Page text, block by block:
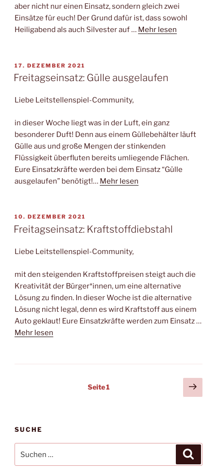
aber nicht nur einen Einsatz, sondern gleich zwei
Einsätze für euch! Der Grund dafür ist, dass sowohl
Heiligabend als auch Silvester auf … Mehr lesen
VERÖFFENTLICHT
AM
17. DEZEMBER 2021
Freitagseinsatz: Gülle ausgelaufen
Liebe Leitstellenspiel-Community,
in dieser Woche liegt was in der Luft, ein ganz
besonderer Duft! Denn aus einem Güllebehälter läuft
Gülle aus und große Mengen der stinkenden
Flüssigkeit überfluten bereits umliegende Flächen.
Eure Einsatzkräfte werden bei dem Einsatz “Gülle
ausgelaufen” benötigt!… Mehr lesen
VERÖFFENTLICHT
AM
10. DEZEMBER 2021
Freitagseinsatz: Kraftstoffdiebstahl
Liebe Leitstellenspiel-Community,
mit den steigenden Kraftstoffpreisen steigt auch die
Kreativität der Bürger*innen, um eine alternative
Lösung zu finden. In dieser Woche ist die alternative
Lösung nicht legal, denn es wird Kraftstoff aus einem
Auto geklaut! Eure Einsatzkräfte werden zum Einsatz …
Mehr lesen
Seitennummerierung
Seite1
SUCHE
nach: